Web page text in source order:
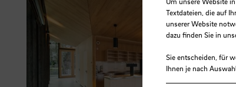
Textdateien, die auf
unserer Website
dazu finden Sie in
Sie entscheiden, für
Ihnen je nach